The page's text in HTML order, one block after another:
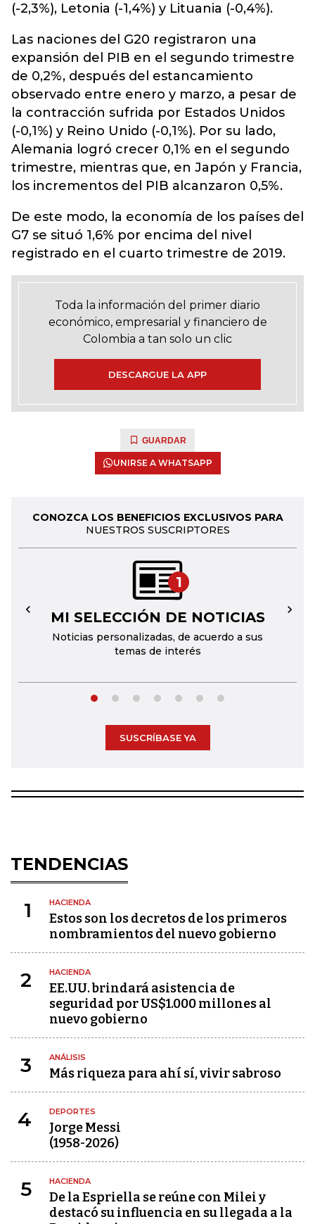
(-2,3%), Letonia (-1,4%) y Lituania (-0,4%).
Las naciones del G20 registraron una
expansión del PIB en el segundo trimestre
de 0,2%, después del estancamiento
observado entre enero y marzo, a pesar de
la contracción sufrida por Estados Unidos
(-0,1%) y Reino Unido (-0,1%). Por su lado,
Alemania logró crecer 0,1% en el segundo
trimestre, mientras que, en Japón y Francia,
los incrementos del PIB alcanzaron 0,5%.
De este modo, la economía de los países del
G7 se situó 1,6% por encima del nivel
registrado en el cuarto trimestre de 2019.
Toda la información del primer diario
económico, empresarial y financiero de
Colombia a tan solo un clic
DESCARGUE LA APP
GUARDAR
UNIRSE A WHATSAPP
CONOZCA LOS BENEFICIOS EXCLUSIVOS PARA
NUESTROS SUSCRIPTORES
1
MI SELECCIÓN DE NOTICIAS
Noticias personalizadas, de acuerdo a sus
temas de interés
← →
SUSCRÍBASE YA
TENDENCIAS
1 HACIENDA
Estos son los decretos de los primeros
nombramientos del nuevo gobierno
2 HACIENDA
EE.UU. brindará asistencia de
seguridad por US$1.000 millones al
nuevo gobierno
3 ANÁLISIS
Más riqueza para ahí sí, vivir sabroso
4 DEPORTES
Jorge Messi
(1958-2026)
5 HACIENDA
De la Espriella se reúne con Milei y
destacó su influencia en su llegada a la